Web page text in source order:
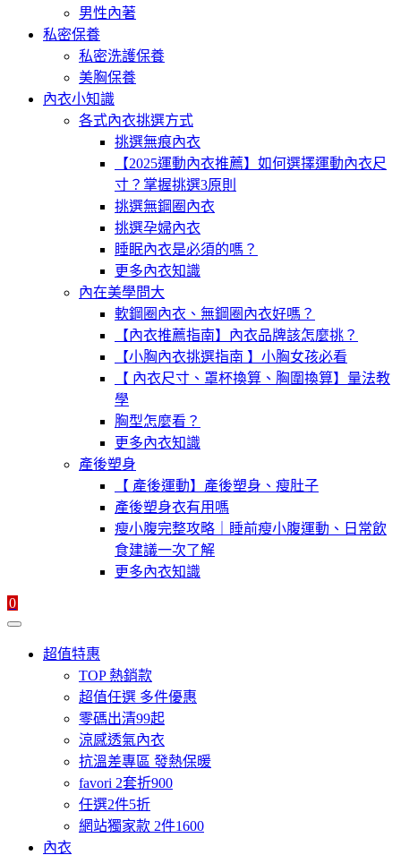
男性內著
私密保養
私密洗護保養
美胸保養
內衣小知識
各式內衣挑選方式
挑選無痕內衣
【2025運動內衣推薦】如何選擇運動內衣尺
寸？掌握挑選3原則
挑選無鋼圈內衣
挑選孕婦內衣
睡眠內衣是必須的嗎？
更多內衣知識
內在美學問大
軟鋼圈內衣、無鋼圈內衣好嗎？
【內衣推薦指南】內衣品牌該怎麼挑？
【小胸內衣挑選指南 】小胸女孩必看
【 內衣尺寸、罩杯換算、胸圍換算】量法教
學
胸型怎麼看？
更多內衣知識
產後塑身
【 產後運動】產後塑身、瘦肚子
產後塑身衣有用嗎
瘦小腹完整攻略｜睡前瘦小腹運動、日常飲
食建議一次了解
更多內衣知識
0
超值特惠
TOP 熱銷款
超值任選 多件優惠
零碼出清99起
涼感透氣內衣
抗溫差專區 發熱保暖
favori 2套折900
任選2件5折
網站獨家款 2件1600
內衣